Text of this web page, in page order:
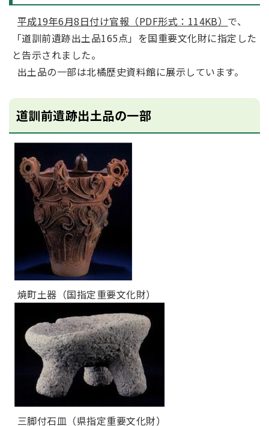
平成19年6月8日付け官報（PDF形式：114KB） で、
「道訓前遺跡出土品165点」を国重要文化財に指定した
と告示されました。
出土品の一部は北橘歴史資料館に展示しています。
道訓前遺跡出土品の一部
焼町土器（国指定重要文化財）
三脚付石皿（県指定重要文化財）